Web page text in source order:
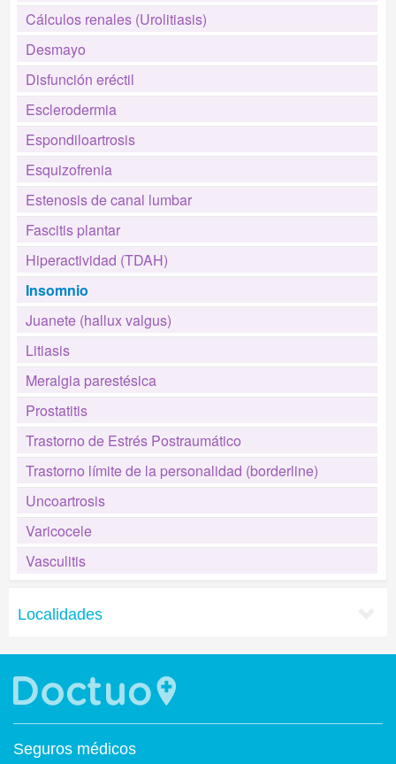
Cálculos renales (Urolitiasis)
Desmayo
Disfunción eréctil
Esclerodermia
Espondiloartrosis
Esquizofrenia
Estenosis de canal lumbar
Fascitis plantar
Hiperactividad (TDAH)
Insomnio
Juanete (hallux valgus)
Litiasis
Meralgia parestésica
Prostatitis
Trastorno de Estrés Postraumático
Trastorno límite de la personalidad (borderline)
Uncoartrosis
Varicocele
Vasculitis
Localidades
Seguros médicos